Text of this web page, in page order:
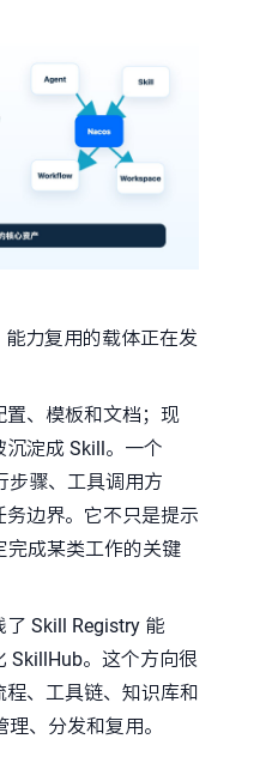
力复用的载体正在发
、模板和文档；现
淀成 Skill。一个
步骤、工具调用方
边界。它不只是提示
完成某类工作的关键
Skill Registry 能
SkillHub。这个方向很
、工具链、知识库和
、分发和复用。